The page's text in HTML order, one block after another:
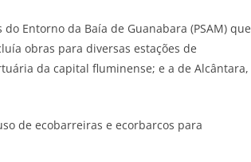
Entorno da Baía de Guanabara (PSAM) que
obras para diversas estações de
da capital fluminense; e a de Alcântara,
de ecobarreiras e ecorbarcos para